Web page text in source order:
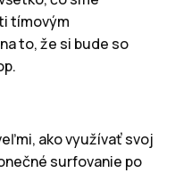
tímovým
to, že si bude so
ako využívať svoj
surfovanie po